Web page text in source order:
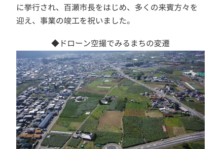
に挙行され、百瀬市長をはじめ、多くの来賓方々を
迎え、事業の竣工を祝いました。
◆ドローン空撮でみるまちの変遷